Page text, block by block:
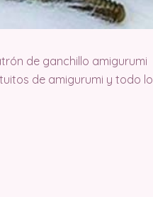
de ganchillo amigurumi
de amigurumi y todo lo